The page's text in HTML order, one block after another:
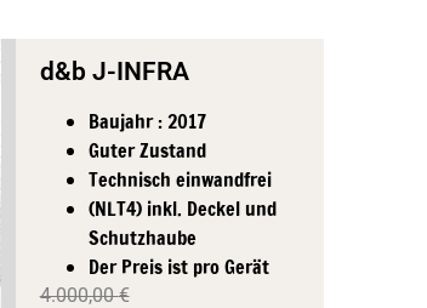
d&b J-INFRA
Baujahr : 2017
Guter Zustand
Technisch einwandfrei
(NLT4) inkl. Deckel und
Schutzhaube
Der Preis ist pro Gerät
4.000,00€